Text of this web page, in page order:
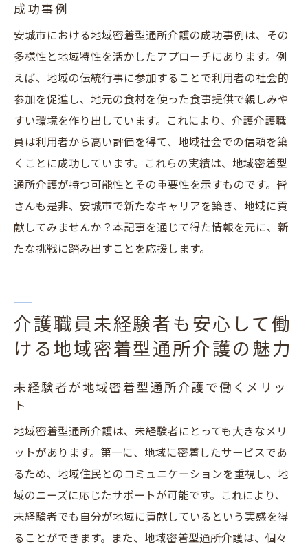
成功事例
安城市における地域密着型通所介護の成功事例は、その
多様性と地域特性を活かしたアプローチにあります。例
えば、地域の伝統行事に参加することで利用者の社会的
参加を促進し、地元の食材を使った食事提供で親しみや
すい環境を作り出しています。これにより、介護介護職
員は利用者から高い評価を得て、地域社会での信頼を築
くことに成功しています。これらの実績は、地域密着型
通所介護が持つ可能性とその重要性を示すものです。皆
さんも是非、安城市で新たなキャリアを築き、地域に貢
献してみませんか？本記事を通じて得た情報を元に、新
たな挑戦に踏み出すことを応援します。
介護職員未経験者も安心して働
ける地域密着型通所介護の魅力
未経験者が地域密着型通所介護で働くメリッ
ト
地域密着型通所介護は、未経験者にとっても大きなメリ
ットがあります。第一に、地域に密着したサービスであ
るため、地域住民とのコミュニケーションを重視し、地
域のニーズに応じたサポートが可能です。これにより、
未経験者でも自分が地域に貢献しているという実感を得
ることができます。また、地域密着型通所介護は、個々